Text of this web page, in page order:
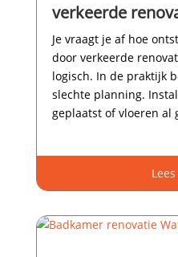
verkeerde
Je vraagt je af hoe
door verkeerde
logisch.​ In de praktijk
slechte planning.​
geplaatst of vloeren al